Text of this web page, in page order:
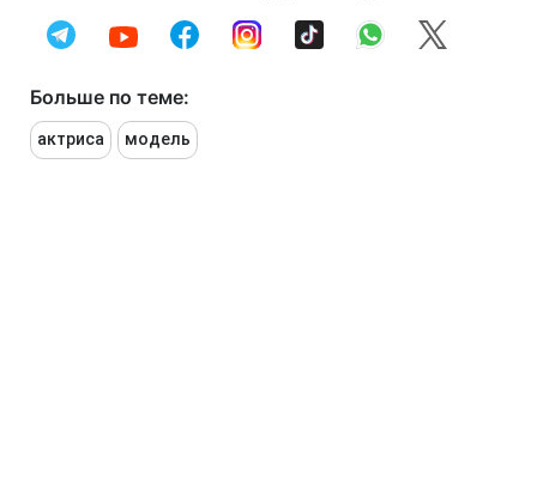
Больше по теме:
актриса модель